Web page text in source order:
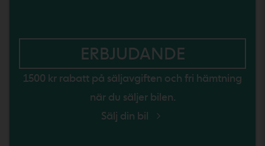
ERBJUDANDE
1500 kr rabatt på säljavgiften och fri hämtning
när du säljer bilen.
Sälj din bil